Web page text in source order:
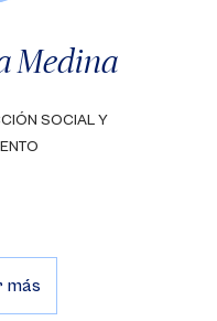
Medina
SOCIAL Y
más